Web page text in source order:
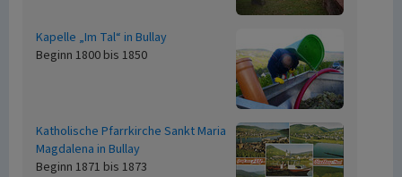
Kapelle „Im Tal“ in Bullay
Beginn 1800 bis 1850
Katholische Pfarrkirche Sankt Maria
Magdalena in Bullay
Beginn 1871 bis 1873